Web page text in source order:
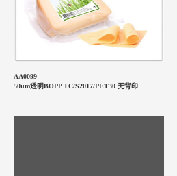
精，异丙醇，汽油，甲苯溶 剂，
从而造成图案褪色…
AA0099
50um透明BOPP TC/S2017/PET30 无背印